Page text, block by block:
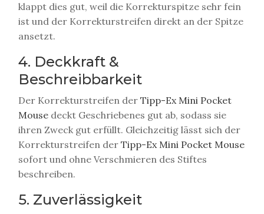
klappt dies gut, weil die Korrekturspitze sehr fein
ist und der Korrekturstreifen direkt an der Spitze
ansetzt.
4. Deckkraft &
Beschreibbarkeit
Der Korrekturstreifen der Tipp-Ex Mini Pocket
Mouse deckt Geschriebenes gut ab, sodass sie
ihren Zweck gut erfüllt. Gleichzeitig lässt sich der
Korrekturstreifen der Tipp-Ex Mini Pocket Mouse
sofort und ohne Verschmieren des Stiftes
beschreiben.
5. Zuverlässigkeit